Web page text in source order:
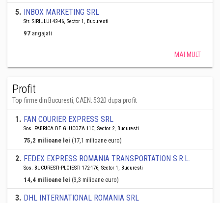
5. INBOX MARKETING SRL
Str. SIRIULUI 42-46, Sector 1, Bucuresti
97 angajati
MAI MULT
Profit
Top firme din Bucuresti, CAEN: 5320 dupa profit
1. FAN COURIER EXPRESS SRL
Sos. FABRICA DE GLUCOZA 11C, Sector 2, Bucuresti
75,2 milioane lei (17,1 milioane euro)
2. FEDEX EXPRESS ROMANIA TRANSPORTATION S.R.L.
Sos. BUCURESTI-PLOIESTI 172-176, Sector 1, Bucuresti
14,4 milioane lei (3,3 milioane euro)
3. DHL INTERNATIONAL ROMANIA SRL